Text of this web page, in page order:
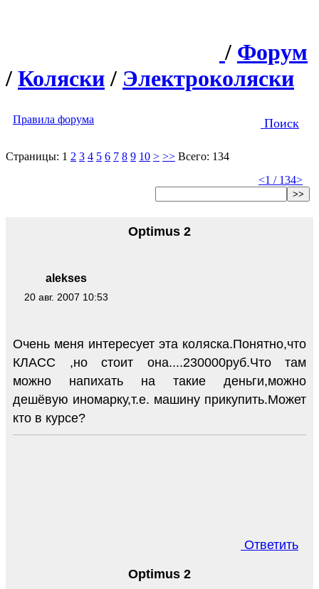
/ Форум
/ Коляски / Электроколяски
Правила форума Поиск
Страницы: 1 2 3 4 5 6 7 8 9 10 > >> Всего: 134
<1 / 134>
>>
alekses
20 авг. 2007 10:53
Optimus 2
Очень меня интересует эта коляска.Понятно,что
КЛАСС ,но стоит она....230000руб.Что там
можно напихать на такие деньги,можно
дешёвую иномарку,т.е. машину прикупить.Может
кто в курсе?
Ответить
Optimus 2